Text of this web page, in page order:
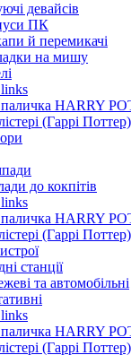
девайсів
ПК
й перемикачі
на мишу
до кокпітів
станції
та автомобільні